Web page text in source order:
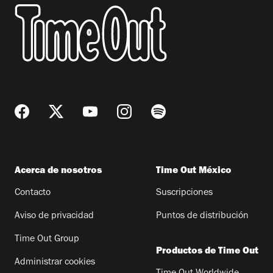
Acerca de nosotros
Contacto
Aviso de privacidad
Time Out Group
Administrar cookies
Time Out México
Suscripciones
Puntos de distribución
Productos de Time Out